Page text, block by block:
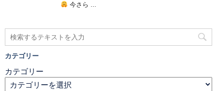
今さら ...
カテゴリー
カテゴリー